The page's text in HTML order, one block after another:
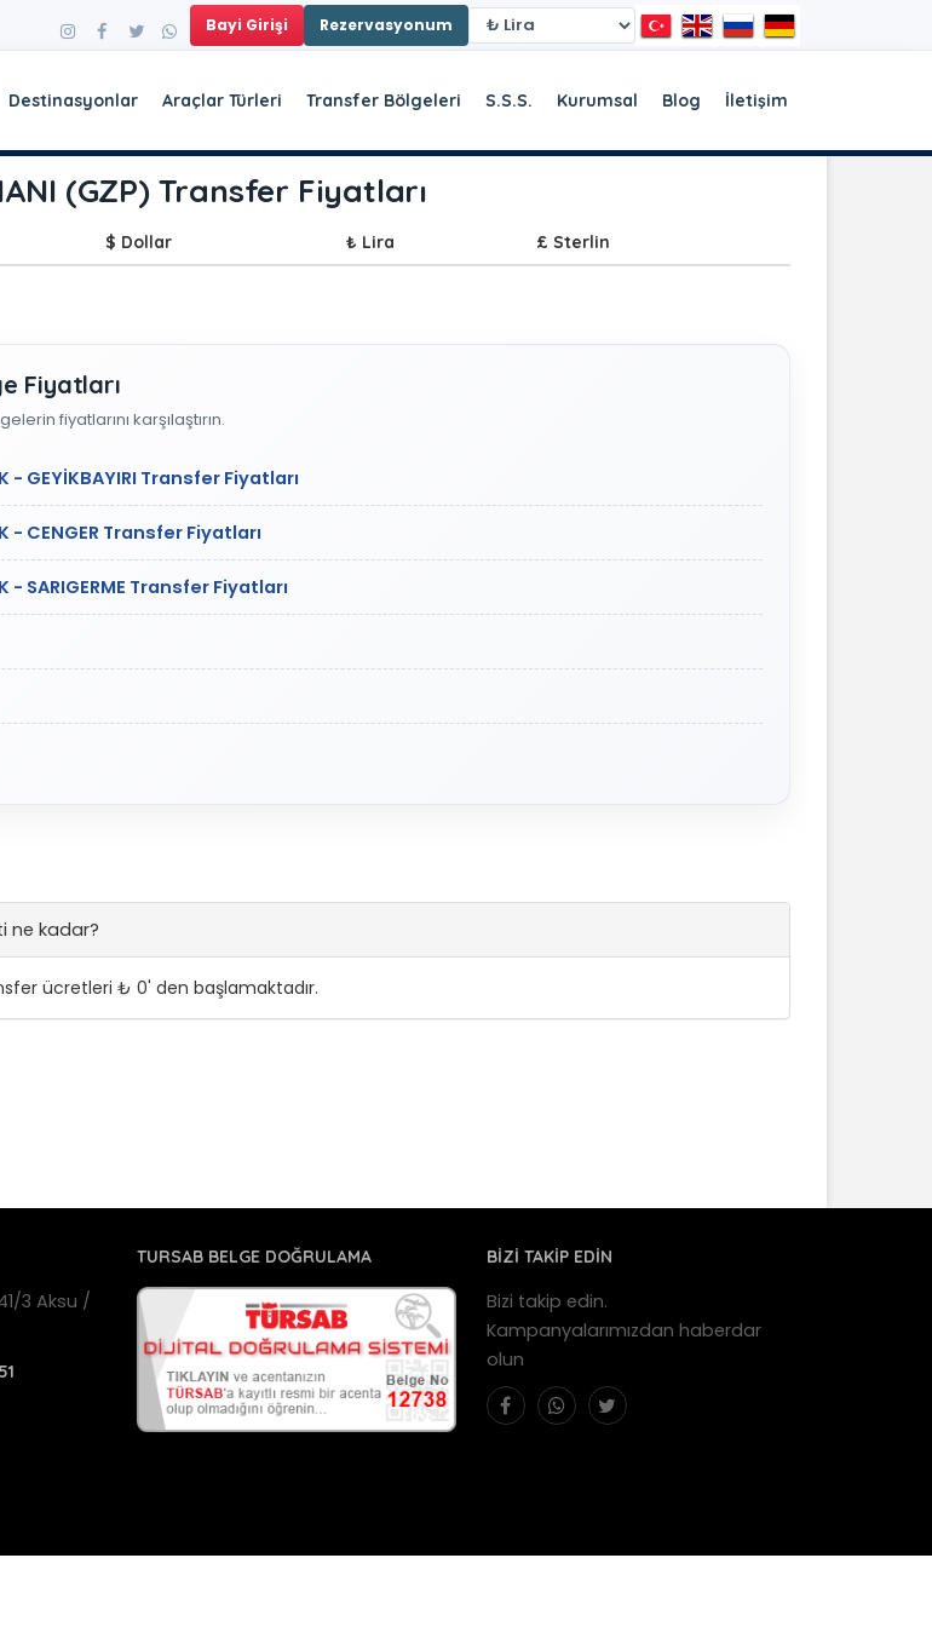
Bayi Girişi Rezervasyonum
Destinasyonlar Araçlar Türleri Transfer Bölgeleri S.S.S. Kurumsal Blog İletişim
(GZP) Transfer Fiyatları
$ Dollar ₺ Lira £ Sterlin
Fiyatları
fiyatlarını karşılaştırın.
- GEYİKBAYIRI Transfer Fiyatları
- CENGER Transfer Fiyatları
- SARIGERME Transfer Fiyatları
ne kadar?
ücretleri ₺ 0' den başlamaktadır.
3 Aksu /
TURSAB BELGE DOĞRULAMA BİZİ TAKİP EDİN
Bizi takip edin.
Kampanyalarımızdan haberdar
olun